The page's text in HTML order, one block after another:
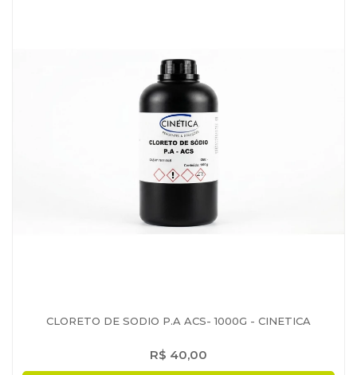
CLORETO DE SODIO P.A ACS- 1000G - CINETICA
R$ 40,00